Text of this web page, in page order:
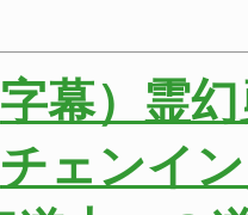
字幕）霊
チェンイ